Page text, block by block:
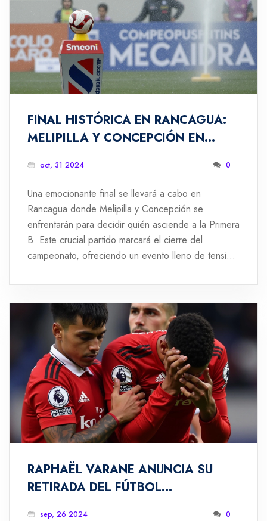
FINAL HISTÓRICA EN RANCAGUA:
MELIPILLA Y CONCEPCIÓN EN
PRIMERA B
oct, 31 2024 0
Una emocionante final se llevará a cabo en
Rancagua donde Melipilla y Concepción se
enfrentarán para decidir quién asciende a la Primera
B. Este crucial partido marcará el cierre del
campeonato, ofreciendo un evento lleno de tensión
RAPHAËL VARANE ANUNCIA SU
RETIRADA DEL FÚTBOL
sep, 26 2024 0